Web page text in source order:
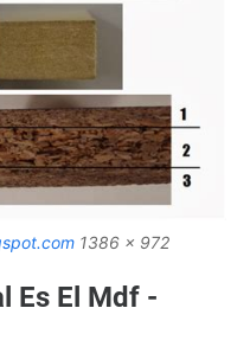
1386 x 972
Es El Mdf -